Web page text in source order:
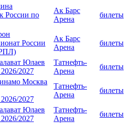
России по
Ак Барс
Арена
билеты
России
Ак Барс
Арена
билеты
Юлаев
2027
Татнефть-
Арена
билеты
Москва
2027
Татнефть-
Арена
билеты
Юлаев
2027
Татнефть-
Арена
билеты